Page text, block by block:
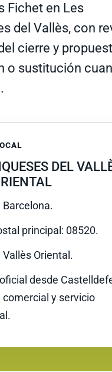
Fichet en Les
del Vallès, con
cierre y
o sustitución
DEL
Barcelona.
principal: 08520.
Oriental.
desde
y servicio